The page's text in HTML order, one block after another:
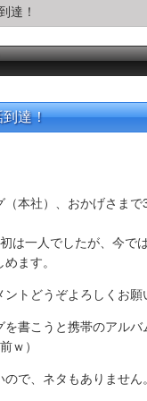
達！
到達！
（本社）、おかげさまで
は一人でしたが、今で
ます。
トどうぞよろしくお願
を書こうと携帯のアル
ｗ）
で、ネタもありません。